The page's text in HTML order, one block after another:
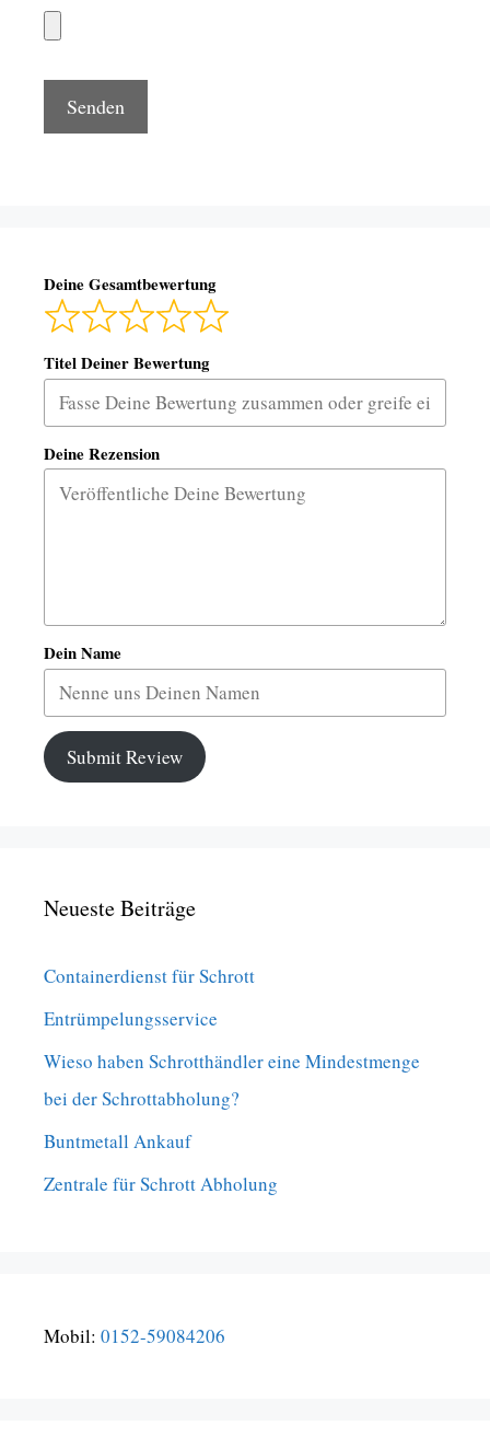
Deine Gesamtbewertung
Titel Deiner Bewertung
Deine Rezension
Dein Name
Submit Review
Neueste Beiträge
Containerdienst für Schrott
Entrümpelungsservice
Wieso haben Schrotthändler eine Mindestmenge
bei der Schrottabholung?
Buntmetall Ankauf
Zentrale für Schrott Abholung
Mobil: 0152-59084206